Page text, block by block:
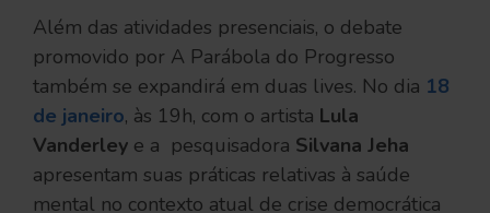
Além das atividades presenciais, o debate
promovido por A Parábola do Progresso
também se expandirá em duas lives. No dia 18
de janeiro, às 19h, com o artista Lula
Vanderley e a pesquisadora Silvana Jeha
apresentam suas práticas relativas à saúde
mental no contexto atual de crise democrática